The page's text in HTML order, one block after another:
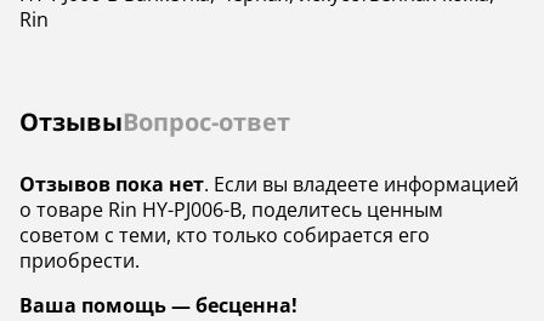
Rin
ОтзывыВопрос-ответ
Отзывов пока нет. Если вы владеете информацией
о товаре Rin HY-PJ006-B, поделитесь ценным
советом с теми, кто только собирается его
приобрести.
Ваша помощь — бесценна!